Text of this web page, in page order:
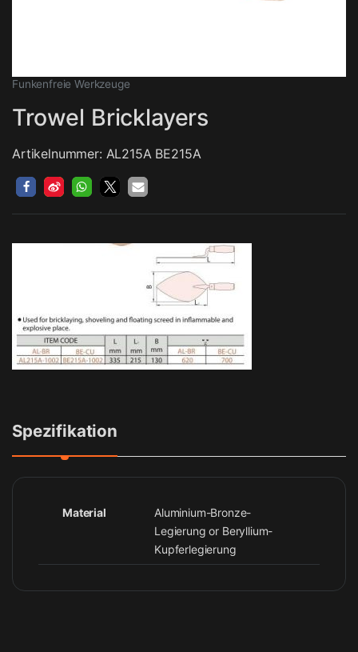
Funkenfreie Werkzeuge
Trowel Bricklayers
Artikelnummer: AL215A BE215A
Spezifikation
Material
Aluminium-Bronze-
Legierung or Beryllium-
Kupferlegierung